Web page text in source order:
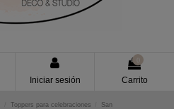
Iniciar sesión Carrito
Toppers para celebraciones
San